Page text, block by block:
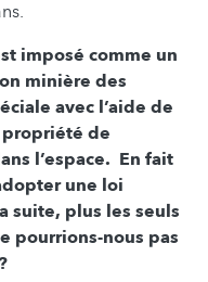
imposé comme un
minière des
avec l’aide de
de
l’espace. En fait
une loi
suite, plus les seuls
pourrions-nous pas